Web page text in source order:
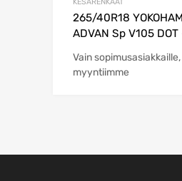
KESÄRENKAAT
265/40R18
ADVAN Sp V105 DOT
Vain
myyntiimme